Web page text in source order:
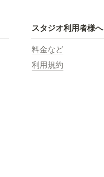
スタジオ利用者様へ
料金など
利用規約